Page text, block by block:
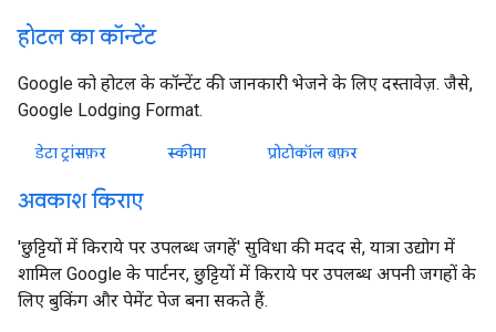
होटल का कॉन्टेंट
Google को होटल के कॉन्टेंट की जानकारी भेजने के लिए दस्तावेज़. जैसे,
Google Lodging Format.
डेटा ट्रांसफ़र स्‍कीमा प्रोटोकॉल बफ़र
अवकाश किराए
'छुट्टियों में किराये पर उपलब्ध जगहें' सुविधा की मदद से, यात्रा उद्योग में
शामिल Google के पार्टनर, छुट्टियों में किराये पर उपलब्ध अपनी जगहों के
लिए बुकिंग और पेमेंट पेज बना सकते हैं.